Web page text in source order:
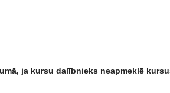
ja kursu dalībnieks neapmeklē